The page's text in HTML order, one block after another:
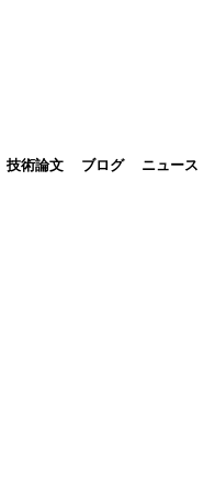
技術論文 ブログ ニュース